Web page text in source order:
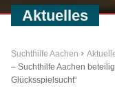
Aktuelles
Suchthilfe Aachen
– Suchthilfe Aachen
Glücksspielsucht“